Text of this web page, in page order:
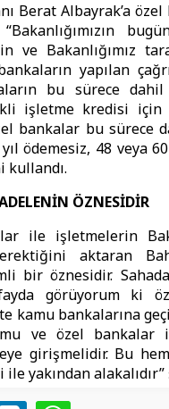
Berat Albayrak’a
ve Bakanlığımız
yapılan
bu sürece
işletme kredisi için
bankalar bu sürece
ödemesiz, 48 veya
ÖZNESİDİR
ile işletmelerin
aktaran
bir öznesidir.
görüyorum ki
kamu bankalarına
ve özel bankalar
girişmelidir. Bu
yakından